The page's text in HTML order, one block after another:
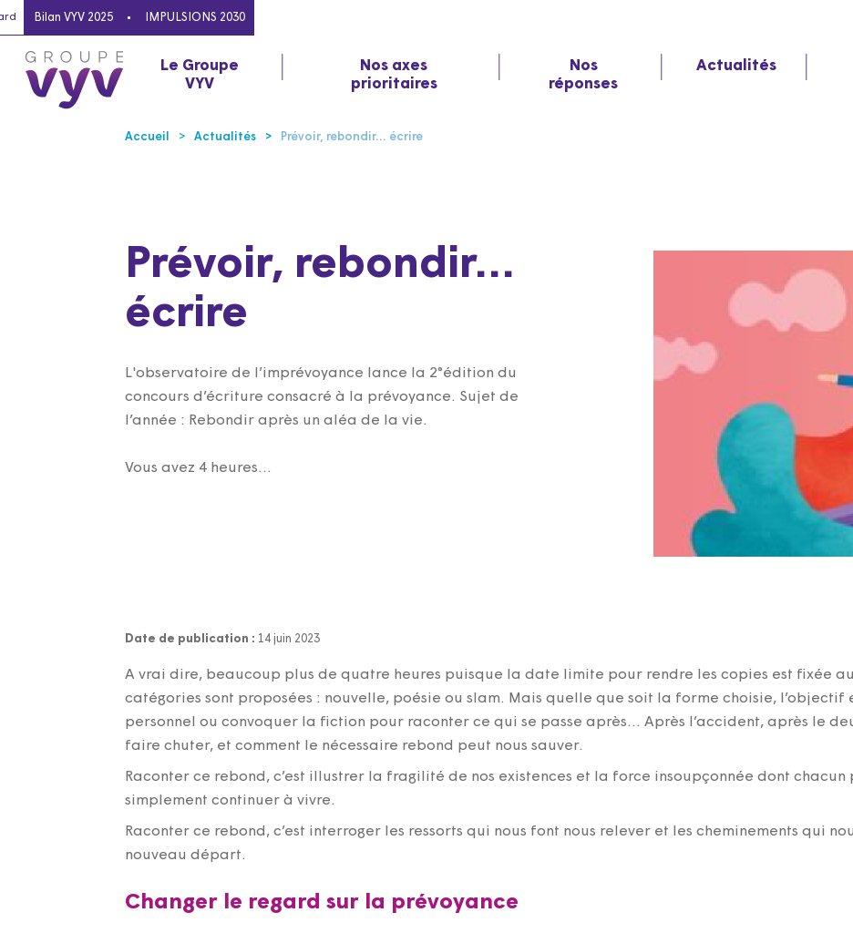
Bilan VYV 2025 IMPULSIONS 2030
Le Groupe
VYV
Nos axes
prioritaires
Nos
réponses
Actualités
Accueil Actualités Prévoir, rebondir… écrire
Prévoir, rebondir…
écrire
L'observatoire de l’imprévoyance lance la 2°édition du
concours d’écriture consacré à la prévoyance. Sujet de
l’année : Rebondir après un aléa de la vie.
Vous avez 4 heures…
Date de publication : 14 juin 2023
A vrai dire, beaucoup plus de quatre heures puisque la date limite pour rendre les copies est fixée
catégories sont proposées : nouvelle, poésie ou slam. Mais quelle que soit la forme choisie, l’objectif
personnel ou convoquer la fiction pour raconter ce qui se passe après… Après l’accident, après le
faire chuter, et comment le nécessaire rebond peut nous sauver.
Raconter ce rebond, c’est illustrer la fragilité de nos existences et la force insoupçonnée dont
simplement continuer à vivre.
Raconter ce rebond, c’est interroger les ressorts qui nous font nous relever et les cheminements qui
nouveau départ.
Changer le regard sur la prévoyance